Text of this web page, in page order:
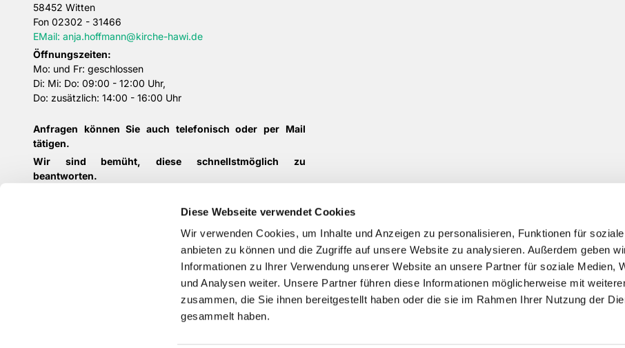
Diese Webseite verwendet Cookies
Wir verwenden Cookies, um Inhalte und Anzeigen zu personalisieren, Funktionen für
anbieten zu können und die Zugriffe auf unsere Website zu analysieren. Außerdem geben
Informationen zu Ihrer Verwendung unserer Website an unsere Partner für soziale Medien,
und Analysen weiter. Unsere Partner führen diese Informationen möglicherweise mit
zusammen, die Sie ihnen bereitgestellt haben oder die sie im Rahmen Ihrer Nutzung der
gesammelt haben.
58452 Witten
Fon 02302 - 31466
EMail: anja.hoffmann@kirche-hawi.de
Öffnungszeiten:
Mo: und Fr: geschlossen
Di: Mi: Do: 09:00 - 12:00 Uhr,
Do: zusätzlich: 14:00 - 16:00 Uhr
Anfragen können Sie auch telefonisch oder per Mail
tätigen.
Wir sind bemüht, diese schnellstmöglich zu
beantworten.
IBAN: DE44452500350002400208